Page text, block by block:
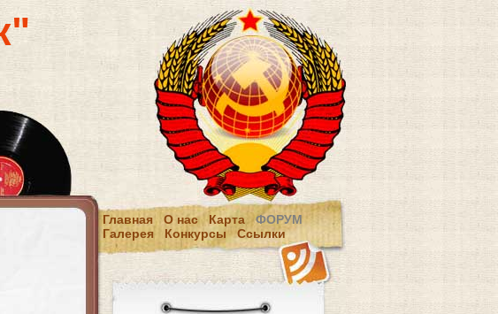
Главная О нас Карта
ФОРУМ
Галерея
Конкурсы Ссылки